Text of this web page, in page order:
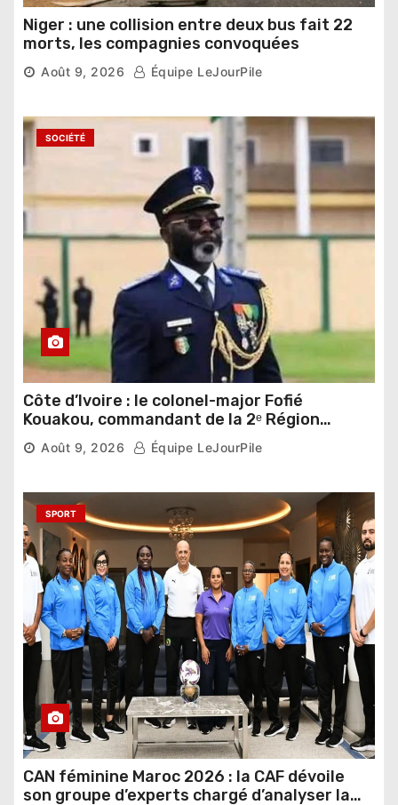
Niger : une collision entre deux bus fait 22
morts, les compagnies convoquées
Août 9, 2026 Équipe LeJourPile
SOCIÉTÉ
Côte d’Ivoire : le colonel-major Fofié
Kouakou, commandant de la 2ᵉ Région
militaire, n’est plus
Août 9, 2026 Équipe LeJourPile
SPORT
CAN féminine Maroc 2026 : la CAF dévoile
son groupe d’experts chargé d’analyser la